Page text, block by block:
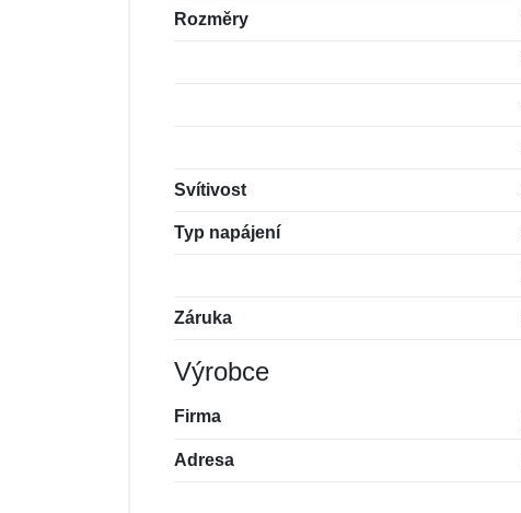
Rozměry
Svítivost
Typ napájení
Záruka
Výrobce
Firma
Adresa